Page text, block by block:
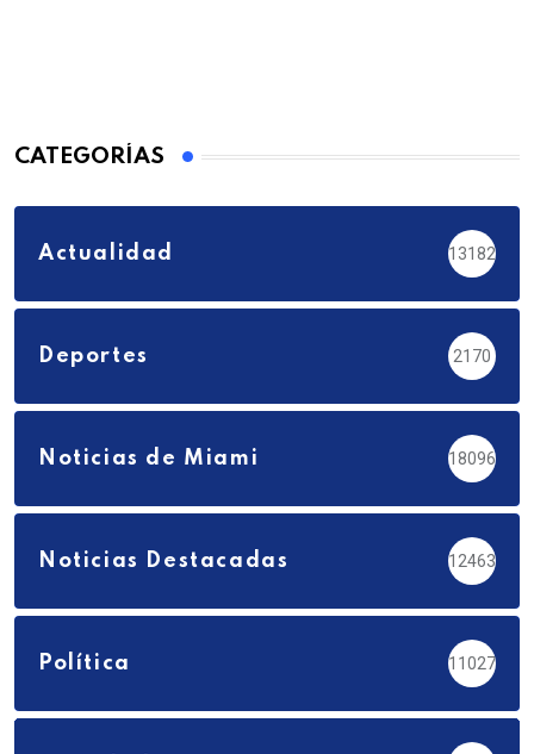
CATEGORÍAS
Actualidad 13182
Deportes 2170
Noticias de Miami 18096
Noticias Destacadas 12463
Política 11027